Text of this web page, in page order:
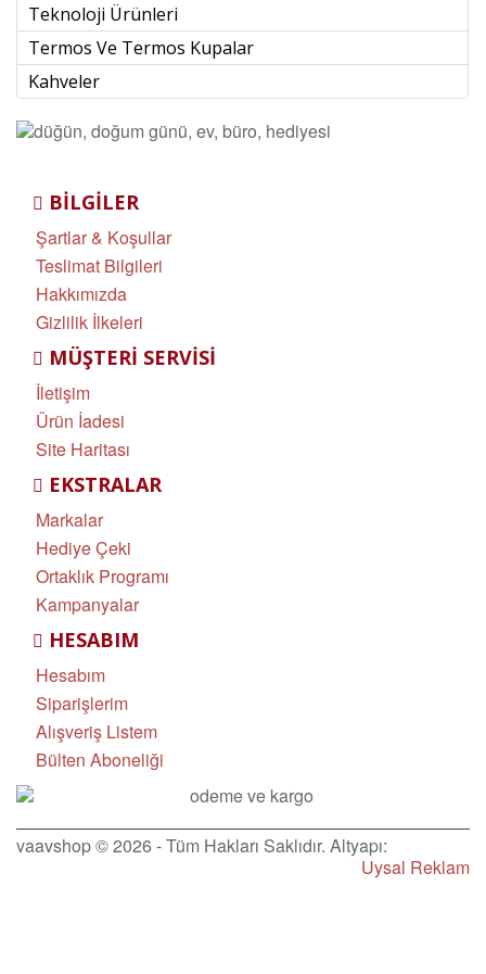
Teknoloji Ürünleri
Termos Ve Termos Kupalar
Kahveler
BILGILER
Şartlar & Koşullar
Teslimat Bilgileri
Hakkımızda
Gizlilik İlkeleri
MÜŞTERI SERVISI
İletişim
Ürün İadesi
Site Haritası
EKSTRALAR
Markalar
Hediye Çeki
Ortaklık Programı
Kampanyalar
HESABIM
Hesabım
Siparişlerim
Alışveriş Listem
Bülten Aboneliği
vaavshop © 2026 - Tüm Hakları Saklıdır. Altyapı:
Uysal Reklam